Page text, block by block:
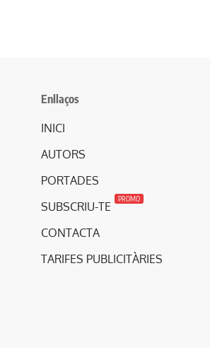
Enllaços
INICI
AUTORS
PORTADES
SUBSCRIU-TE
PROMO
CONTACTA
TARIFES PUBLICITÀRIES